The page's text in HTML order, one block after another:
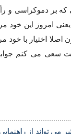
كه بر دموكراسى و
امروز این خود
اختیار با خود
سعى مى كنم
مى تواند از